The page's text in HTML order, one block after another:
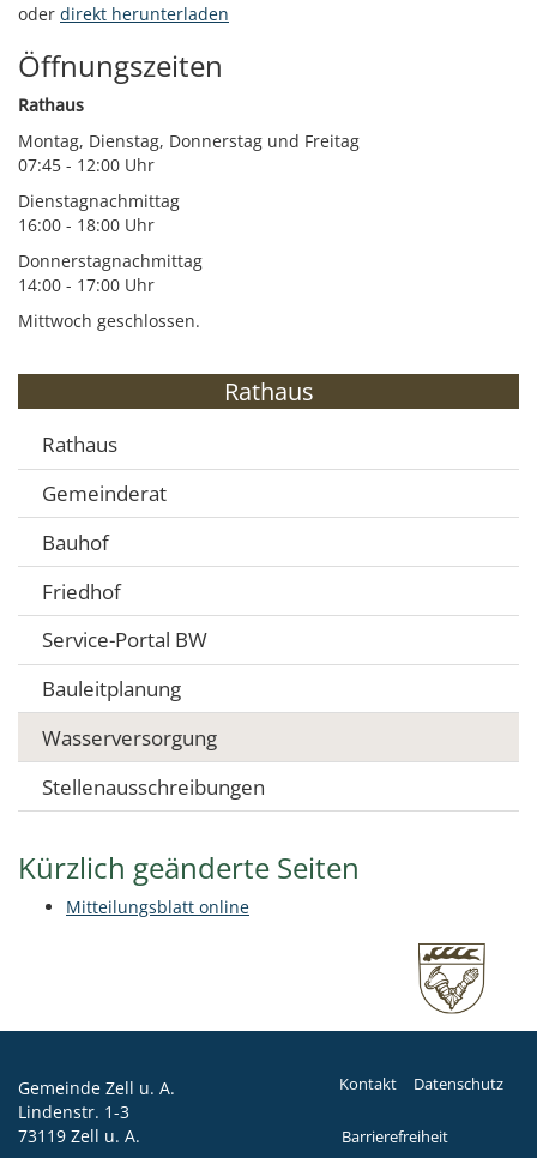
oder direkt herunterladen
Öffnungszeiten
Rathaus
Montag, Dienstag, Donnerstag und Freitag
07:45 - 12:00 Uhr
Dienstagnachmittag
16:00 - 18:00 Uhr
Donnerstagnachmittag
14:00 - 17:00 Uhr
Mittwoch geschlossen.
Rathaus
Rathaus
Gemeinderat
Bauhof
Friedhof
Service-Portal BW
Bauleitplanung
Wasserversorgung
Stellenausschreibungen
Kürzlich geänderte Seiten
Mitteilungsblatt online
Gemeinde Zell u. A.
Lindenstr. 1-3
73119 Zell u. A.
Kontakt Datenschutz
Barrierefreiheit